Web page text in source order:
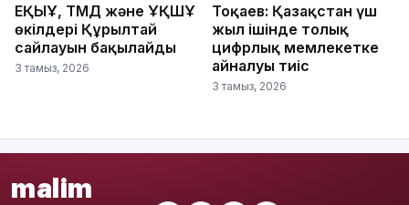
ЕҚЫҰ, ТМД және ҰҚШҰ
өкілдері Құрылтай
сайлауын бақылайды
3 тамыз, 2026
Тоқаев: Қазақстан үш
жыл ішінде толық
цифрлық мемлекетке
айналуы тиіс
3 тамыз, 2026
malim